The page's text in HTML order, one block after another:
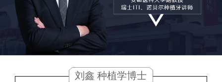
刘鑫 种植学博士